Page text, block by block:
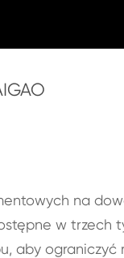
na
w
aby